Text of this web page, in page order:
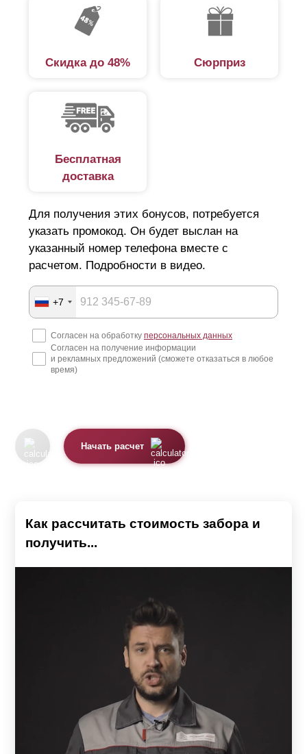
Скидка до 48% Сюрприз
Бесплатная
доставка
Для получения этих бонусов, потребуется
указать промокод. Он будет выслан на
указанный номер телефона вместе с
расчетом. Подробности в видео.
+7
Согласен на обработку персональных данных
Согласен на получение информации
и рекламных предложений (сможете отказаться в любое
время)
Начать расчет
Как рассчитать стоимость забора и
получить...